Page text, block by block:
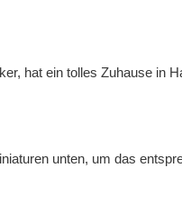
hat ein tolles Zuhause in
unten, um das